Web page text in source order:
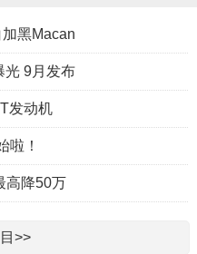
黑Macan
光 9月发布
发动机
啦！
高降50万
>>